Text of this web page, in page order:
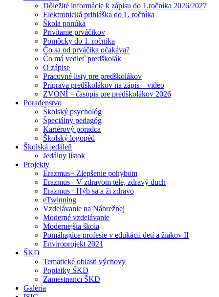
Dôležité informácie k zápisu do 1.ročníka 2026/2027
Elektronická prihláška do 1. ročníka
Škola ponúka
Privítanie prváčikov
Pomôcky do 1. ročníka
Čo sa od prváčika očakáva?
Čo má vedieť predškolák
O zápise
Pracovné listy pre predškolákov
Príprava predškolákov na zápis – video
ZVONÍ – časopis pre predškolákov 2026
Poradenstvo
Školský psychológ
Špeciálny pedagóg
Kariérový poradca
Školský logopéd
Školská jedáleň
Jedálny lístok
Projekty
Erazmus+ Zlepšenie pohybom
Erazmus+ V zdravom tele, zdravý duch
Erazmus+ Hýb sa a ži zdravo
eTwinning
Vzdelávanie na Nábrežnej
Moderné vzdelávanie
Modernejšia škola
Pomáhajúce profesie v edukácii detí a žiakov II
Enviroprojekt 2021
ŠKD
Tematické oblasti výchovy
Poplatky ŠKD
Zamestnanci ŠKD
Galéria